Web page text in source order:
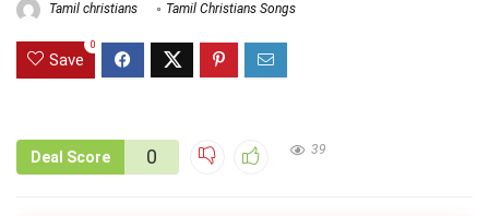
Tamil christians Tamil Christians Songs
Save
0
Deal Score 0 39